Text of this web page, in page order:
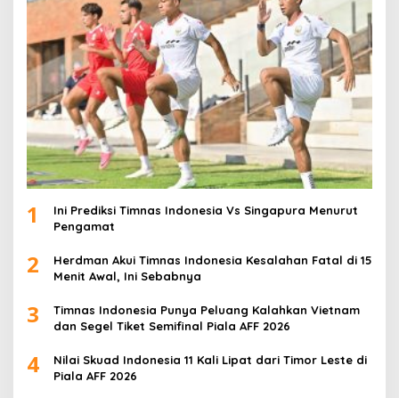
1
Ini Prediksi Timnas Indonesia Vs Singapura Menurut
Pengamat
2
Herdman Akui Timnas Indonesia Kesalahan Fatal di 15
Menit Awal, Ini Sebabnya
3
Timnas Indonesia Punya Peluang Kalahkan Vietnam
dan Segel Tiket Semifinal Piala AFF 2026
4
Nilai Skuad Indonesia 11 Kali Lipat dari Timor Leste di
Piala AFF 2026